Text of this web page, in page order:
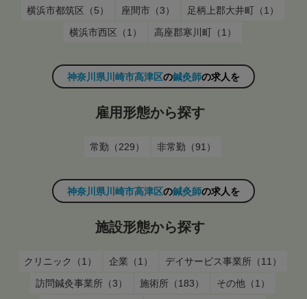
横浜市都筑区（5）
座間市（3）
足柄上郡大井町（1）
横浜市西区（1）
高座郡寒川町（1）
神奈川県川崎市高津区の鍼灸師の求人を
雇用形態から探す
常勤（229） 非常勤（91）
神奈川県川崎市高津区の鍼灸師の求人を
施設形態から探す
クリニック（1） 企業（1）
デイサービス事業所（11）
訪問鍼灸事業所（3）
施術所（183）
その他（1）